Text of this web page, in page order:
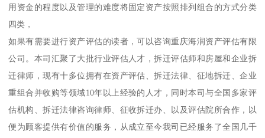
用资金的程度以及管理的难度将固定资产按照排列组合的方式分类
四类，
如果有需要进行资产评估的读者，可以咨询重庆海润资产评估有限
公司。本司汇聚了大批行业评估人才，拆迁评估师和房屋和企业拆
迁律师，现有十多位拥有在资产评估、拆迁法律、征地拆迁、企业
重组合并收购等领域10年以上经验的人才，同时本司与全国多家评
估机构、拆迁法律咨询律师、征收拆迁办、以及评估院所合作，以
便为顾客提供有价值的服务，从成立至今我司已经服务了全国几千